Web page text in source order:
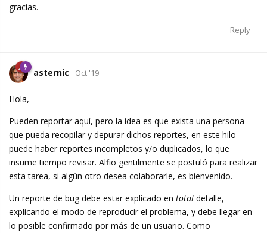
gracias.
Reply
asternic Oct '19
Hola,
Pueden reportar aquí, pero la idea es que exista una persona
que pueda recopilar y depurar dichos reportes, en este hilo
puede haber reportes incompletos y/o duplicados, lo que
insume tiempo revisar. Alfio gentilmente se postuló para realizar
esta tarea, si algún otro desea colaborarle, es bienvenido.
Un reporte de bug debe estar explicado en total detalle,
explicando el modo de reproducir el problema, y debe llegar en
lo posible confirmado por más de un usuario. Como